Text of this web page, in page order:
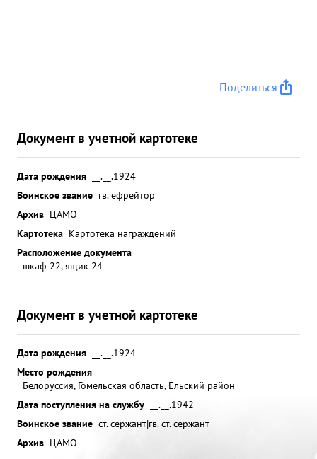
Поделиться
Документ в учетной картотеке
Дата рождения
__.__.1924
Воинское звание гв. ефрейтор
Архив ЦАМО
Картотека Картотека награждений
Расположение документа
шкаф 22, ящик 24
Документ в учетной картотеке
Дата рождения
__.__.1924
Место рождения
Белоруссия, Гомельская область, Ельский район
Дата поступления на службу
__.__.1942
Воинское звание ст. сержант|гв. ст. сержант
Архив ЦАМО